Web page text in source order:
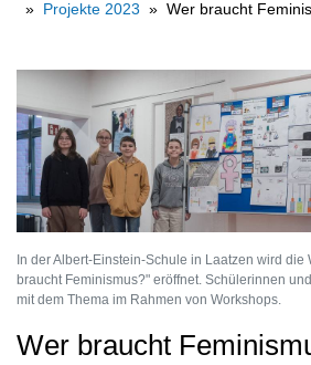
Projekte 2023
Wer braucht
In der Albert-Einstein-Schule in Laatzen wird
braucht Feminismus?" eröffnet. Schülerinnen
mit dem Thema im Rahmen von Workshops.
Wer braucht